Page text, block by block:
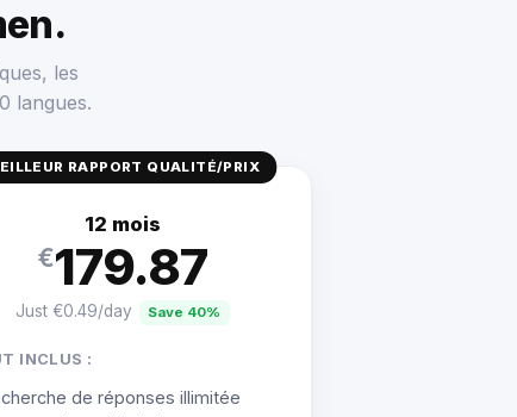
les
langues.
RAPPORT QUALITÉ/PRIX
12 mois
€179.87
Just €0.49/day Save 40%
INCLUS :
de réponses illimitée